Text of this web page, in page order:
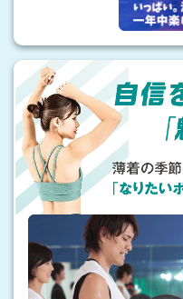
に
負
け
な
い
健
や
か
自
信
を
ま
と
う
「
魅
せ